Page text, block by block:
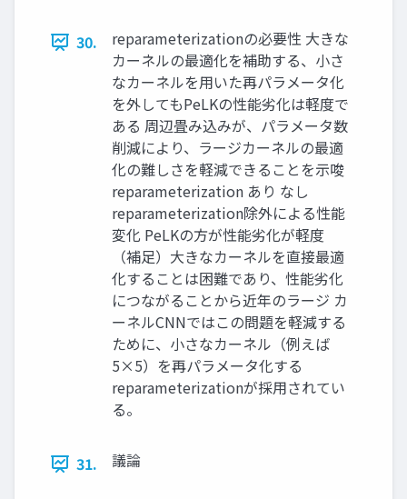
30.
reparameterizationの必要性 大きな
カーネルの最適化を補助する、小さ
なカーネルを用いた再パラメータ化
を外してもPeLKの性能劣化は軽度で
ある 周辺畳み込みが、パラメータ数
削減により、ラージカーネルの最適
化の難しさを軽減できることを示唆
reparameterization あり なし
reparameterization除外による性能
変化 PeLKの方が性能劣化が軽度
（補足）大きなカーネルを直接最適
化することは困難であり、性能劣化
につながることから近年のラージ カ
ーネルCNNではこの問題を軽減する
ために、小さなカーネル（例えば
5×5）を再パラメータ化する
reparameterizationが採用されてい
る。
31. 議論